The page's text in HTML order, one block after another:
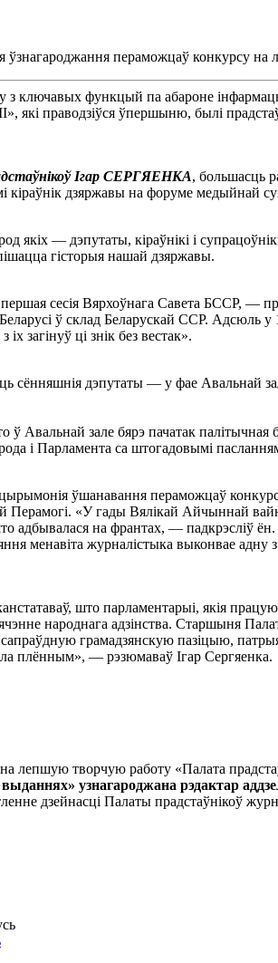
пераможцаў конкурсу на
які праводзіўся ўпершыню, былі
Ігар СЕРГЯЕНКА, большасць
кіраўнік дзяржавы на форуме медыйнай
якіх — дэпутаты, кіраўнікі і
гісторыя нашай дзяржавы.
першая сесія Вярхоўнага Савета БССР, —
ў склад Беларускай ССР. Адсюль
загінуў ці знік без вестак».
сённяшнія дэпутаты — у фае Авальнай
Авальнай зале бярэ пачатак
і Парламента са штогадовымі
ўшанавання пераможцаў
Перамогі. «У гады Вялікай Айчыннай
адбывалася на франтах, — падкрэсліў
менавіта журналістыка выконвае
што парламентарыі, якія
народнага адзінства. Старшыня
сапраўдную грамадзянскую пазіцыю,
плённым», — рэзюмаваў Ігар Сергяенка.
лепшую творчую работу «Палата
узнагароджана рэдактар
дзейнасці Палаты прадстаўнікоў